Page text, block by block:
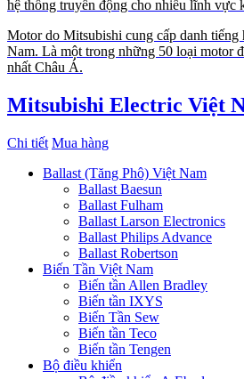
hệ thống truyền động cho nhiều lĩnh vực
Motor do Mitsubishi cung cấp danh tiếng
Nam. Là một trong những 50 loại motor
nhất Châu Á.
Mitsubishi Electric Việt
Chi tiết Mua hàng
Ballast (Tăng Phô) Việt Nam
Ballast Baesun
Ballast Fulham
Ballast Larson Electronics
Ballast Philips Advance
Ballast Robertson
Biến Tần Việt Nam
Biến tần Allen Bradley
Biến tần IXYS
Biến Tần Sew
Biến tần Teco
Biến tần Tengen
Bộ điều khiển